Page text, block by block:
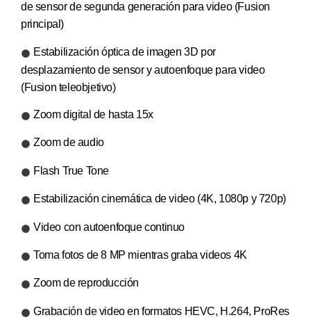
de sensor de segunda generación para video (Fusion
principal)
Estabilización óptica de imagen 3D por
desplazamiento de sensor y autoenfoque para video
(Fusion teleobjetivo)
Zoom digital de hasta 15x
Zoom de audio
Flash True Tone
Estabilización cinemática de video (4K, 1080p y 720p)
Video con autoenfoque continuo
Toma fotos de 8 MP mientras graba videos 4K
Zoom de reproducción
Grabación de video en formatos HEVC, H.264, ProRes